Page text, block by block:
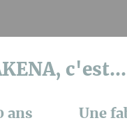
c'est...
ans
Une